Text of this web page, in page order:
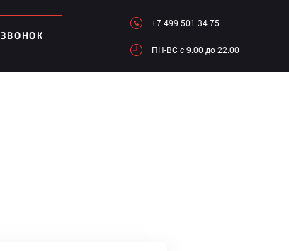
ЗВОНОК
+7 499 501 34 75
ПН-ВC c 9.00 до 22.00